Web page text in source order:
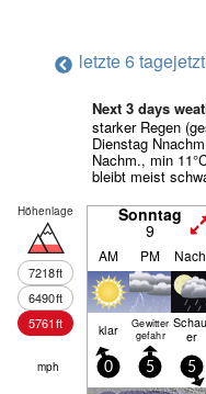
letzte 6 tagejetzt
Next 3 days
starker Regen
Dienstag
Nachm., min
bleibt meist
Höhenlage
7218ft
6490ft
5761ft
Sonntag
9
AM PM
klar
Gewitter
gefahr
er
mph 0 5 5